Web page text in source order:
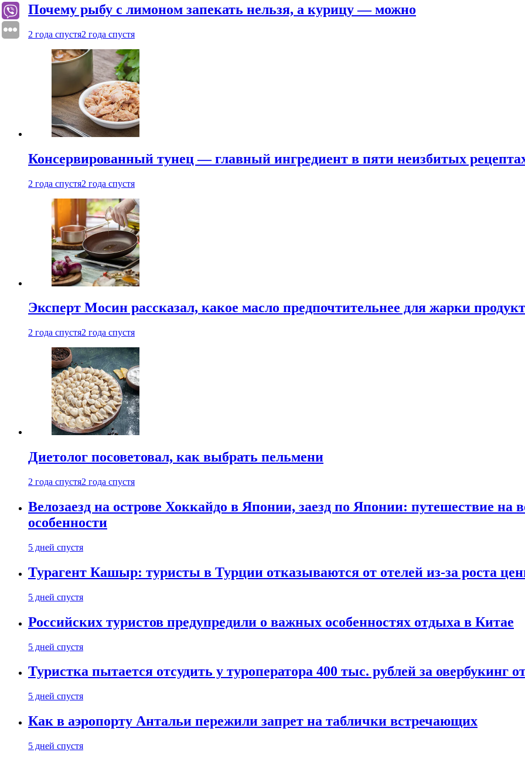
Почему рыбу с лимоном запекать нельзя, а курицу — можно
2 года спустя2 года спустя
Консервированный тунец — главный ингредиент в пяти неизбитых
2 года спустя2 года спустя
Эксперт Мосин рассказал, какое масло предпочтительнее для жарки
2 года спустя2 года спустя
Диетолог посоветовал, как выбрать пельмени
2 года спустя2 года спустя
Велозаезд на острове Хоккайдо в Японии, заезд по Японии: путешествие на
особенности
5 дней спустя
Турагент Кашыр: туристы в Турции отказываются от отелей из-за роста
5 дней спустя
Российских туристов предупредили о важных особенностях отдыха в Китае
5 дней спустя
Туристка пытается отсудить у туроператора 400 тыс. рублей за овербукинг
5 дней спустя
Как в аэропорту Антальи пережили запрет на таблички встречающих
5 дней спустя